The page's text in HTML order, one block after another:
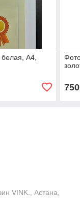
А4,
750
VINK., Астана,